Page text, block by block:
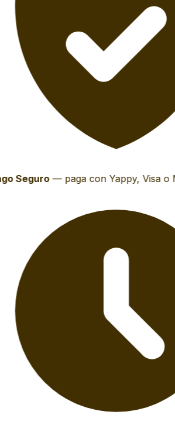
Seguro— paga con Yappy, Visa o